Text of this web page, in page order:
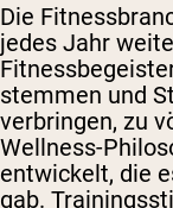
Die
jedes Jahr
stemmen und
verbringen, zu
Wellness-
entwickelt, die
gab.